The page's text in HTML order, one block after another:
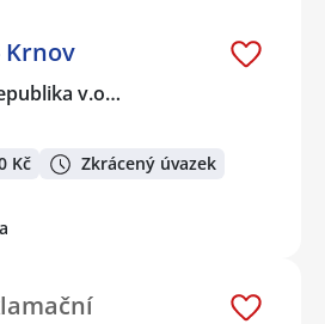
Krnov
v.o…
Kč Zkrácený úvazek